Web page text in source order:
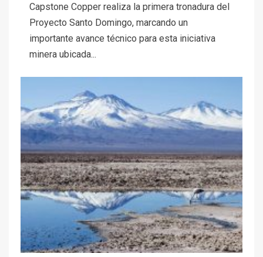
Capstone Copper realiza la primera tronadura del
Proyecto Santo Domingo, marcando un
importante avance técnico para esta iniciativa
minera ubicada...